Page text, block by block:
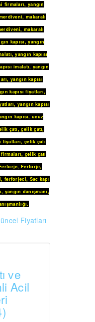
firmaları, yangın
,makaralı
,makaralı
kapısı,yangın
,yangın kapısı
imalatı, yangın
,yangın kapısı
kapısı fiyatları,
,yangın kapısı
kapısı,ucuz
çatı,çelik çatı,
fiyatları, çelik çatı
, çelik çatı
,Ferforje,
, ferforjeci, Sac kapı
, yangın danışmanı,
.
Fiyatları
ve
Acil